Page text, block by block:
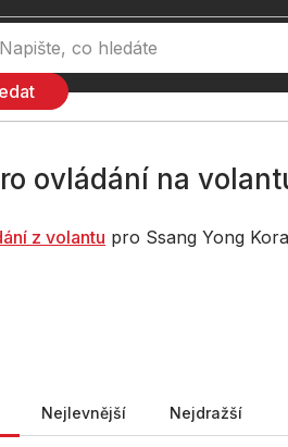
ovládání na
z volantu pro Ssang Yong
Nejlevnější Nejdražší